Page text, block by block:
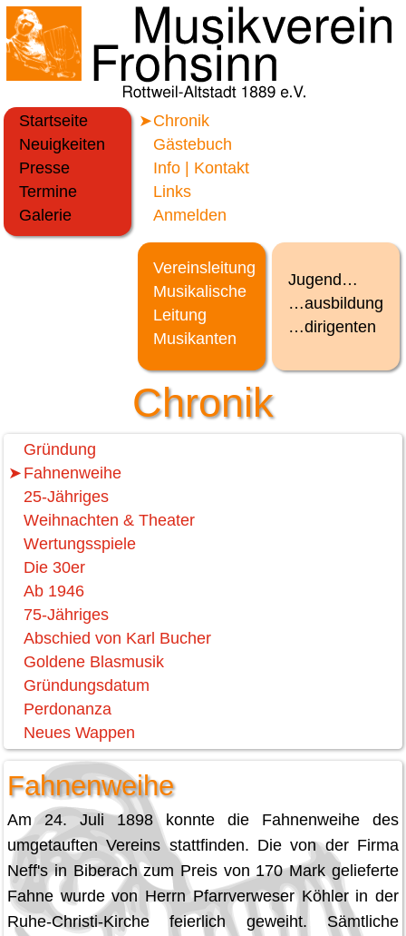
Startseite
Neuigkeiten
Presse
Termine
Galerie
Chronik
Gästebuch
Info | Kontakt
Links
Anmelden
Vereinsleitung
Musikalische
Leitung
Musikanten
Jugend…
…ausbildung
…dirigenten
Chronik
Gründung
Fahnenweihe
25-Jähriges
Weihnachten & Theater
Wertungsspiele
Die 30er
Ab 1946
75-Jähriges
Abschied von Karl Bucher
Goldene Blasmusik
Gründungsdatum
Perdonanza
Neues Wappen
Fahnenweihe
Am 24. Juli 1898 konnte die Fahnenweihe des
umgetauften Vereins stattfinden. Die von der Firma
Neff's in Biberach zum Preis von 170 Mark gelieferte
Fahne wurde von Herrn Pfarrverweser Köhler in der
Ruhe-Christi-Kirche feierlich geweiht. Sämtliche